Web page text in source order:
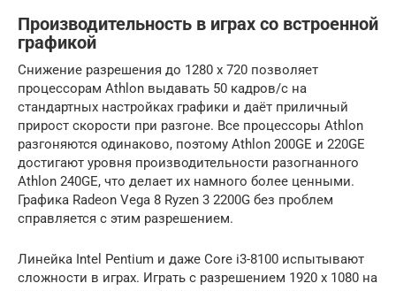
Производительность в играх со встроенной
графикой
Снижение разрешения до 1280 х 720 позволяет
процессорам Athlon выдавать 50 кадров/с на
стандартных настройках графики и даёт приличный
прирост скорости при разгоне. Все процессоры Athlon
разгоняются одинаково, поэтому Athlon 200GE и 220GE
достигают уровня производительности разогнанного
Athlon 240GE, что делает их намного более ценными.
Графика Radeon Vega 8 Ryzen 3 2200G без проблем
справляется с этим разрешением.
Линейка Intel Pentium и даже Core i3-8100 испытывают
сложности в играх. Играть с разрешением 1920 х 1080 на